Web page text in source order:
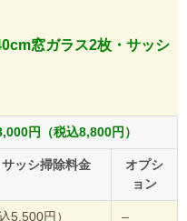
窓ガラス2枚・サッシ
円（税込8,800円）
ッシ掃除料金
オプシ
ョン
5,500円） –